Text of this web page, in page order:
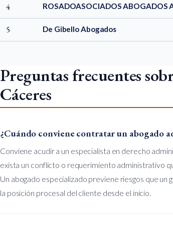
4 ROSADOASOCIADOS ABOGADOS
5 De Gibello Abogados
Preguntas frecuentes
Cáceres
¿Cuándo conviene contratar un abogado
Conviene acudir a un especialista en derecho
exista un conflicto o requerimiento administrativo
Un abogado especializado previene riesgos que un
la posición procesal del cliente desde el inicio.